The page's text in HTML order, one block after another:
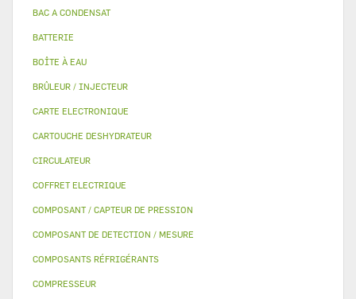
BAC A CONDENSAT
BATTERIE
BOÎTE À EAU
BRÛLEUR / INJECTEUR
CARTE ELECTRONIQUE
CARTOUCHE DESHYDRATEUR
CIRCULATEUR
COFFRET ELECTRIQUE
COMPOSANT / CAPTEUR DE PRESSION
COMPOSANT DE DETECTION / MESURE
COMPOSANTS RÉFRIGÉRANTS
COMPRESSEUR